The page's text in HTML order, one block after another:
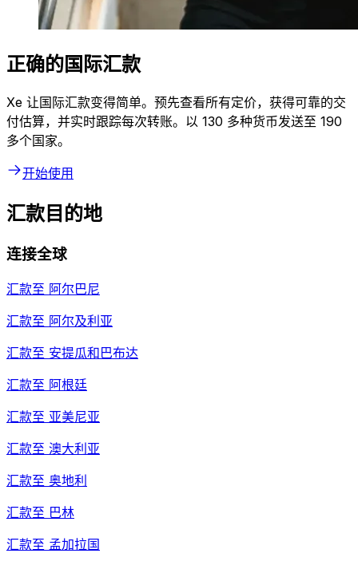
正确的国际汇款
Xe 让国际汇款变得简单。预先查看所有定价，获得可靠的交
付估算，并实时跟踪每次转账。以 130 多种货币发送至 190
多个国家。
开始使用
汇款目的地
连接全球
汇款至 阿尔巴尼
汇款至 阿尔及利亚
汇款至 安提瓜和巴布达
汇款至 阿根廷
汇款至 亚美尼亚
汇款至 澳大利亚
汇款至 奥地利
汇款至 巴林
汇款至 孟加拉国